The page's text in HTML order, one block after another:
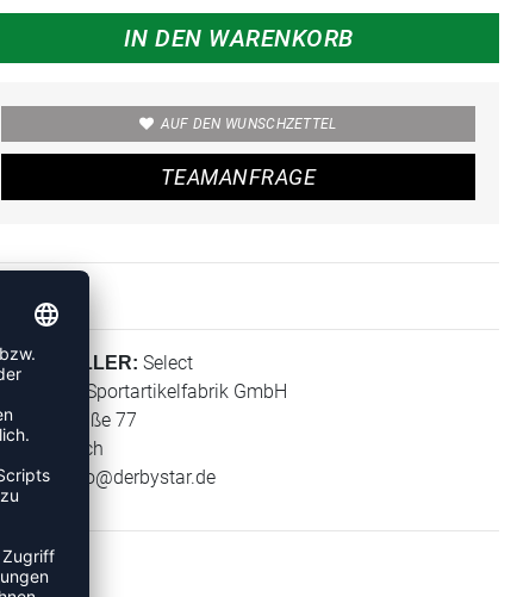
IN DEN WARENKORB
AUF DEN WUNSCHZETTEL
TEAMANFRAGE
HERSTELLER: Select
Derbystar Sportartikelfabrik GmbH
Klever Straße 77
47574 Goch
E-Mail:
info@derbystar.de